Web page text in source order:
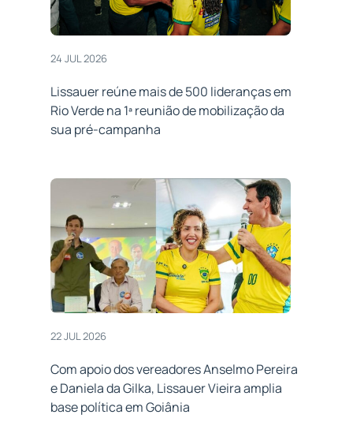
24 JUL 2026
Lissauer reúne mais de 500 lideranças em
Rio Verde na 1ª reunião de mobilização da
sua pré-campanha
22 JUL 2026
Com apoio dos vereadores Anselmo Pereira
e Daniela da Gilka, Lissauer Vieira amplia
base política em Goiânia